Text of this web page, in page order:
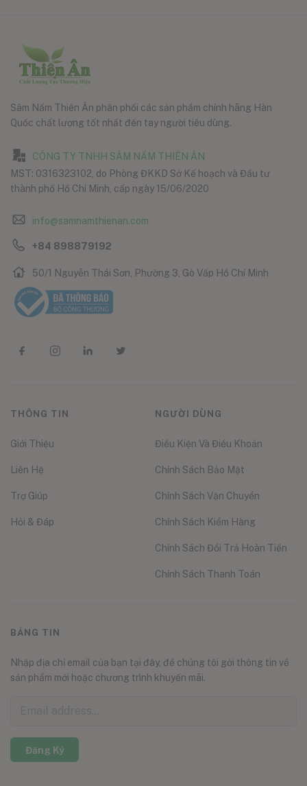
Sâm Nấm Thiên Ân phân phối các sản phẩm chính hãng Hàn
Quốc chất lượng tốt nhất đến tay người tiêu dùng.
CÔNG TY TNHH SÂM NẤM THIÊN ÂN
MST: 0316323102, do Phòng ĐKKD Sở Kế hoạch và Đầu tư
thành phố Hồ Chí Minh, cấp ngày 15/06/2020
info@samnamthienan.com
+84 898879192
50/1 Nguyễn Thái Sơn, Phường 3, Gò Vấp Hồ Chí Minh
THÔNG TIN
Giới Thiệu
Liên Hệ
Trợ Giúp
Hỏi & Đáp
NGƯỜI DÙNG
Điều Kiện Và Điều Khoản
Chính Sách Bảo Mật
Chính Sách Vận Chuyển
Chính Sách Kiểm Hàng
Chính Sách Đổi Trả Hoàn Tiền
Chính Sách Thanh Toán
BẢNG TIN
Nhập địa chỉ email của bạn tại đây, để chúng tôi gởi thông tin về
sản phẩm mới hoặc chương trình khuyến mãi.
Đăng Ký